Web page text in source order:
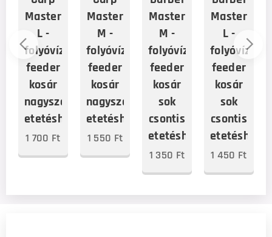
Master
L -
folyóvízi
feeder
kosár
nagyszemcsés
etetéshez
1 700 Ft
Master
M -
folyóvízi
feeder
kosár
nagyszemcsés
etetéshez
1 550 Ft
Master
M -
folyóvízi
feeder
kosár
sok
csontis
etetéshez
1 350 Ft
Master
L -
folyóvízi
feeder
kosár
sok
csontis
etetéshez
1 450 Ft